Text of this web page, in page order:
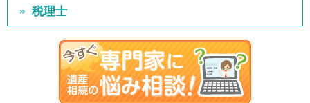
税理士